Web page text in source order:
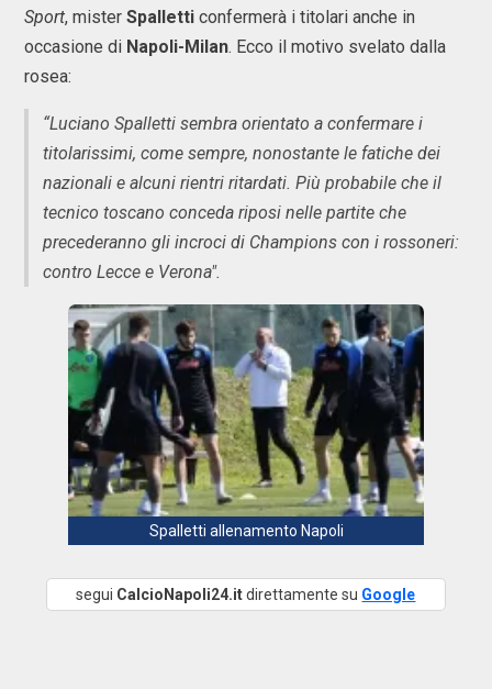
Sport, mister Spalletti confermerà i titolari anche in
occasione di Napoli-Milan. Ecco il motivo svelato dalla
rosea:
“Luciano Spalletti sembra orientato a confermare i
titolarissimi, come sempre, nonostante le fatiche dei
nazionali e alcuni rientri ritardati. Più probabile che il
tecnico toscano conceda riposi nelle partite che
precederanno gli incroci di Champions con i rossoneri:
contro Lecce e Verona".
Spalletti allenamento Napoli
segui CalcioNapoli24.itdirettamente su Google